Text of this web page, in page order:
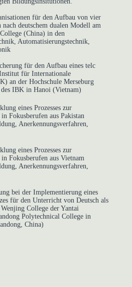
für den Aufbau von vier
deutschem dualen Modell am
(China) in den
Automatisierungstechnik,
für den Aufbau eines telc
für Internationale
an der Hochschule Merseburg
IBK in Hanoi (Vietnam)
eines Prozesses zur
Fokusberufen aus Pakistan
Anerkennungsverfahren,
eines Prozesses zur
Fokusberufen aus Vietnam
Anerkennungsverfahren,
bei der Implementierung eines
für den Unterricht von Deutsch als
College der Yantai
Polytechnical College in
China)